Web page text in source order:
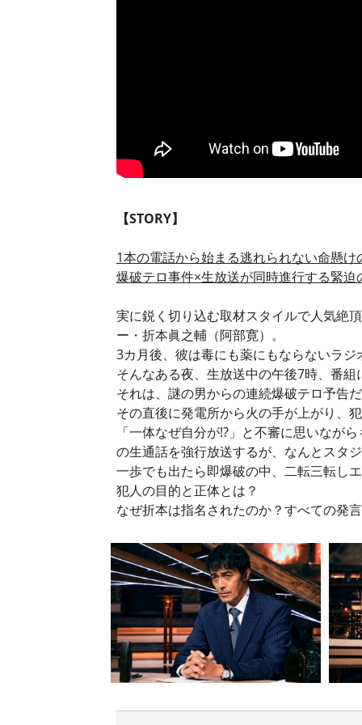
【STORY】
1本の電話から始まる逃れられない命懸
爆破テロ事件×生放送が同時進行する緊
実に鋭く切り込む取材スタイルで人気絶
ー・折本眞之輔（阿部寛）。
3カ月後、彼は毒にも薬にもならないラ
そんなある夜、生放送中の午後7時、番
それは、謎の男からの連続爆破テロ予告
その直後に発電所から火の手が上がり、
「一体なぜ自分が!?」と不審に思いなが
の生通話を強行放送するが、なんとスタ
一歩でも出たら即爆破の中、二転三転し
犯人の目的と正体とは？
なぜ折本は指名されたのか？すべての発